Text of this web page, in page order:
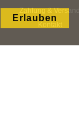
Zahlung & Versand
Kontakt
Erlauben